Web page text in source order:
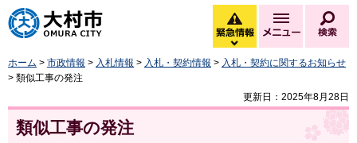
大村市
緊急情報
緊急情報を開く
メニュー
ホーム > 市政情報 > 入札情報 > 入札・契約情報 > 入札・契約に関するお知らせ
> 類似工事の発注
更新日：2025年8月28日
類似工事の発注